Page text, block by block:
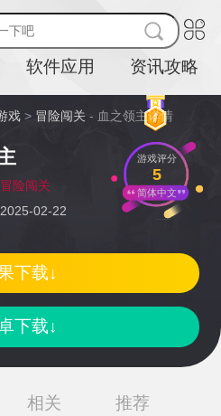
软件应用 资讯攻略
戏 > 冒险闯关 - 血之领主详情
冒险闯关
02-22
游戏评分
5
简体中文
下载↓
下载↓
相关 推荐